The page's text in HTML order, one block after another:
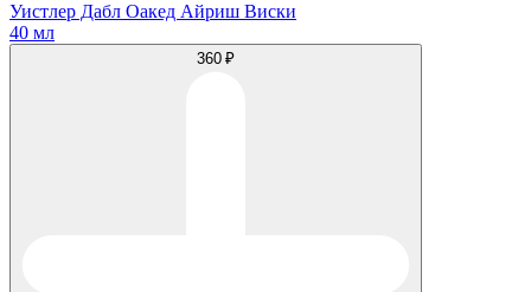
Уистлер Дабл Оакед Айриш Виски
40 мл
360 ₽